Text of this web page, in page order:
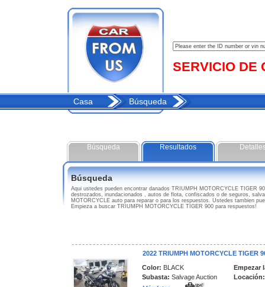
SERVICIO DE
Casa Búsqueda
Búsqueda Resultados
Búsqueda
Aqui ustedes pueden encontrar danados TRIUMPH MOTORCYCLE TIGER
destrozados, inundacionados , autos de flota, confiscados o de seguros,
MOTORCYCLE auto para reparar o para los respuestos. Ustedes tambien
Empieza a buscar TRIUMPH MOTORCYCLE TIGER 900 para respuestos!
2022 TRIUMPH MOTORCYCLE TIGER
Color: BLACK
Subasta: Salvage Auction
Empezar
Locación: